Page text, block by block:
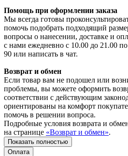
Помощь при оформлении заказа
Мы всегда готовы
помочь подобрать подходящий
вопросы о нанесении, доставке и
с нами ежедневно с 10.00 до 21.00
90 или написать в чат.
Возврат и обмен
Если товар вам не подошел или
проблемы, вы можете оформить
соответствии с действующим
ориентированы на комфорт
помочь в решении вопроса.
Подробные условия возврата и
на странице «Возврат и обмен».
Показать полностью
Оплата